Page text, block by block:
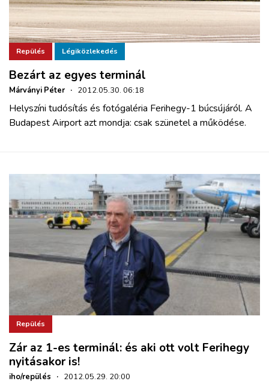
Repülés Légiközlekedés
Bezárt az egyes terminál
Márványi Péter · 2012.05.30. 06:18
Helyszíni tudósítás és fotógaléria Ferihegy-1 búcsújáról. A
Budapest Airport azt mondja: csak szünetel a működése.
Repülés
Zár az 1-es terminál: és aki ott volt Ferihegy
nyitásakor is!
iho/repülés · 2012.05.29. 20:00